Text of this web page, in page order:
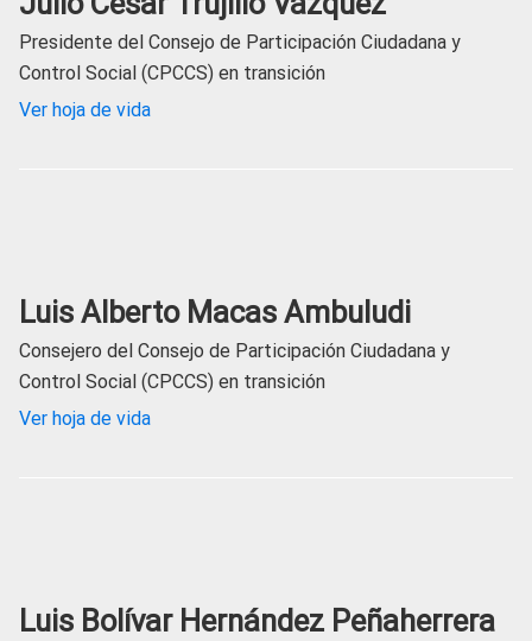
Presidente del Consejo de Participación Ciudadana y
Control Social (CPCCS) en transición
Ver hoja de vida
Luis Alberto Macas Ambuludi
Consejero del Consejo de Participación Ciudadana y
Control Social (CPCCS) en transición
Ver hoja de vida
Luis Bolívar Hernández Peñaherrera